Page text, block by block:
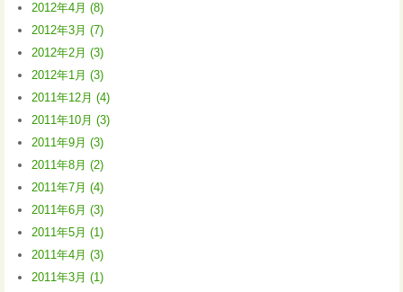
2012年4月 (8)
2012年3月 (7)
2012年2月 (3)
2012年1月 (3)
2011年12月 (4)
2011年10月 (3)
2011年9月 (3)
2011年8月 (2)
2011年7月 (4)
2011年6月 (3)
2011年5月 (1)
2011年4月 (3)
2011年3月 (1)